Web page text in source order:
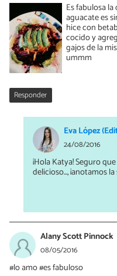
Es fabulosa
aguacate es
hice con
cocido y
gajos de la
ummm
Responder
Eva López
24/08/2016
¡Hola Katya! Seguro
delicioso..., ¡anotamos
Alany Scott Pinnock
08/05/2016
#lo amo #es fabuloso